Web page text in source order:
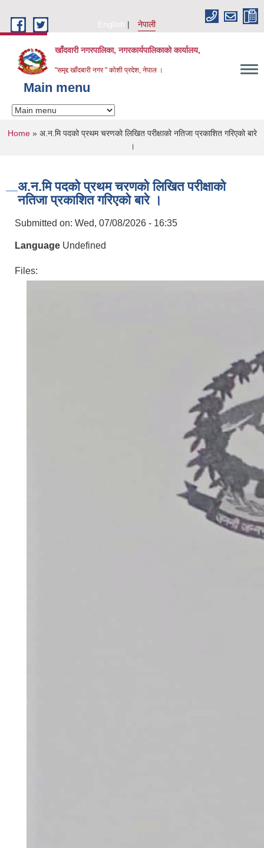
English
नेपाली
खाँदवारी नगरपालिका, नगरकार्यपालिकाको कार्यालय,
"समृद्द खाँदबारी नगर " कोशी प्रदेश, नेपाल ।
Main menu
You are here
Home» अ.न.मि पदको प्रथम चरणको लिखित परीक्षाको नतिजा प्रकाशित गरिएको बारे
।
अ.न.मि पदको प्रथम चरणको लिखित परीक्षाको
नतिजा प्रकाशित गरिएको बारे ।
Submitted on: Wed, 07/08/2026 - 16:35
Language Undefined
Files: